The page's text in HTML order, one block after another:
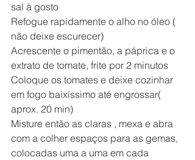
sal à gosto
Refogue rapidamente o alho no óleo (
não deixe escurecer)
Acrescente o pimentão, a páprica e o
extrato de tomate, frite por 2 minutos
Coloque os tomates e deixe cozinhar
em fogo baixíssimo até engrossar(
aprox. 20 min)
Misture então as claras , mexa e abra
com a colher espaços para as gemas,
colocadas uma a uma em cada